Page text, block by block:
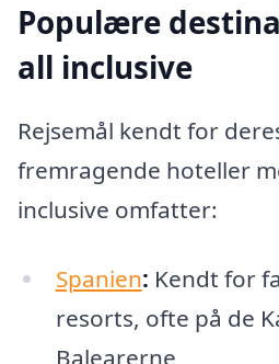
Populære
all inclusive
Rejsemål kendt for
fremragende hoteller
inclusive omfatter:
Spanien: Kendt for
resorts, ofte på de
Balearerne